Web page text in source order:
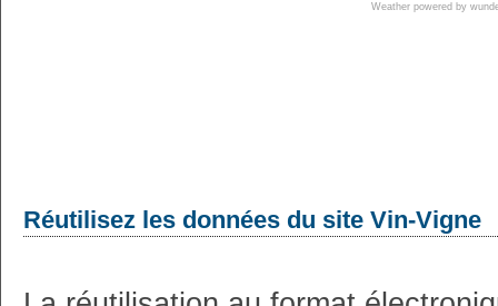
Weather powered by
Réutilisez les données du site Vin-Vigne